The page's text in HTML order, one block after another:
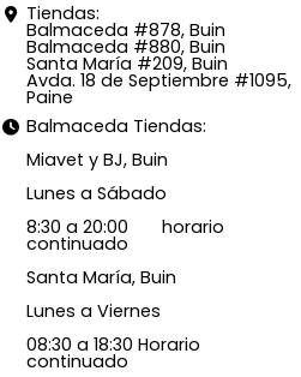
Tiendas:
Balmaceda #878, Buin
Balmaceda #880, Buin
Santa María #209, Buin
Avda. 18 de Septiembre #1095,
Paine
Balmaceda Tiendas:
Miavet y BJ, Buin
Lunes a Sábado
8:30 a 20:00 horario
continuado
Santa María, Buin
Lunes a Viernes
08:30 a 18:30 Horario
continuado